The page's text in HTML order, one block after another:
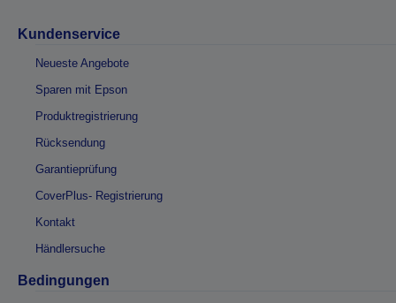
Kundenservice
Neueste Angebote
Sparen mit Epson
Produktregistrierung
Rücksendung
Garantieprüfung
CoverPlus- Registrierung
Kontakt
Händlersuche
Bedingungen